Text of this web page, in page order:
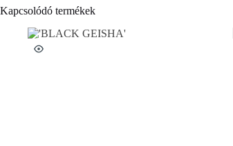
Kapcsolódó termékek